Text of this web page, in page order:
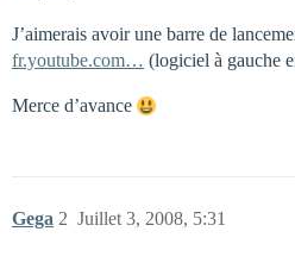
J’aimerais avoir une barre de
fr.youtube.com… (logiciel à gauche
Merce d’avance
Gega Juillet 3, 2008, 5:31
2